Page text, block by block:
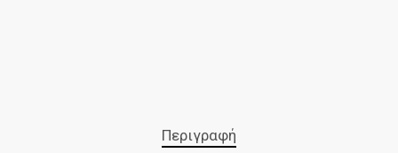
Περιγραφή